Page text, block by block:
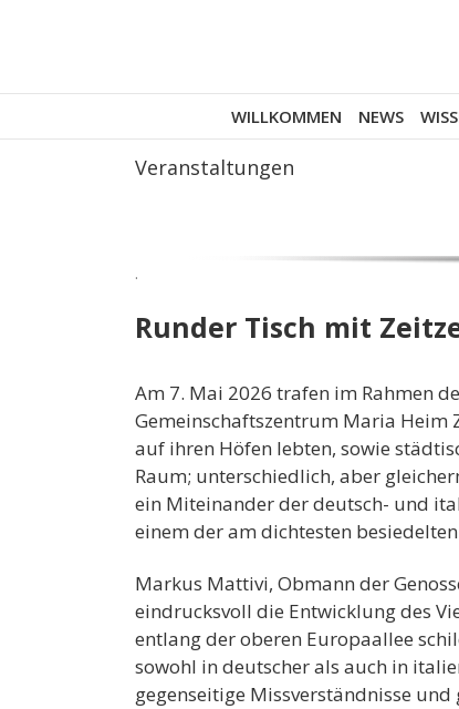
WILLKOMMEN NEWS
Veranstaltungen
.
Runder Tisch mit
Am 7. Mai 2026 trafen im Rahmen
Gemeinschaftszentrum Maria Heim
auf ihren Höfen lebten, sowie
Raum; unterschiedlich, aber
ein Miteinander der deutsch- und
einem der am dichtesten
Markus Mattivi, Obmann der
eindrucksvoll die Entwicklung des
entlang der oberen Europaallee
sowohl in deutscher als auch in
gegenseitige Missverständnisse